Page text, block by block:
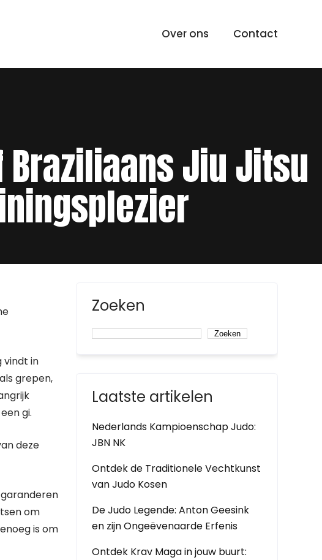
Over ons Contact
Jiu Jitsu
vindt in
grepen,
gi.
deze
om
is om
Zoeken
Zoeken
Laatste artikelen
Nederlands Kampioenschap Judo:
JBN NK
Ontdek de Traditionele Vechtkunst
van Judo Kosen
De Judo Legende: Anton Geesink
en zijn Ongeëvenaarde Erfenis
Ontdek Krav Maga in jouw buurt: